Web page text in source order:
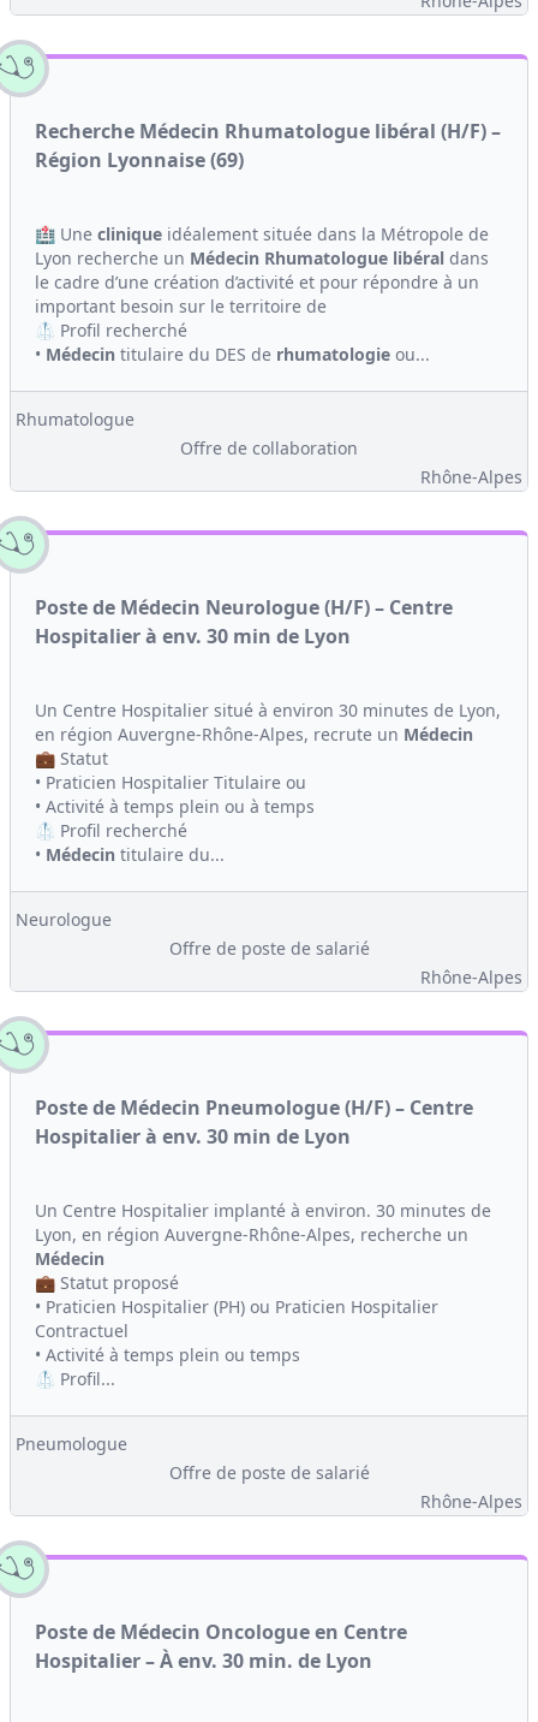
Recherche Médecin Rhumatologue libéral (H/F) –
Région Lyonnaise (69)
🏥 Une clinique idéalement située dans la Métropole de
Lyon recherche un Médecin Rhumatologue libéral dans
le cadre d’une création d’activité et pour répondre à un
important besoin sur le territoire de
🥼 Profil recherché
• Médecin titulaire du DES de rhumatologie ou...
Rhumatologue
Offre de collaboration
Rhône-Alpes
Poste de Médecin Neurologue (H/F) – Centre
Hospitalier à env. 30 min de Lyon
Un Centre Hospitalier situé à environ 30 minutes de Lyon,
en région Auvergne-Rhône-Alpes, recrute un Médecin
💼 Statut
• Praticien Hospitalier Titulaire ou
• Activité à temps plein ou à temps
🥼 Profil recherché
• Médecin titulaire du...
Neurologue
Offre de poste de salarié
Rhône-Alpes
Poste de Médecin Pneumologue (H/F) – Centre
Hospitalier à env. 30 min de Lyon
Un Centre Hospitalier implanté à environ. 30 minutes de
Lyon, en région Auvergne-Rhône-Alpes, recherche un
Médecin
💼 Statut proposé
• Praticien Hospitalier (PH) ou Praticien Hospitalier
Contractuel
• Activité à temps plein ou temps
🥼 Profil...
Pneumologue
Offre de poste de salarié
Rhône-Alpes
Poste de Médecin Oncologue en Centre
Hospitalier – À env. 30 min. de Lyon